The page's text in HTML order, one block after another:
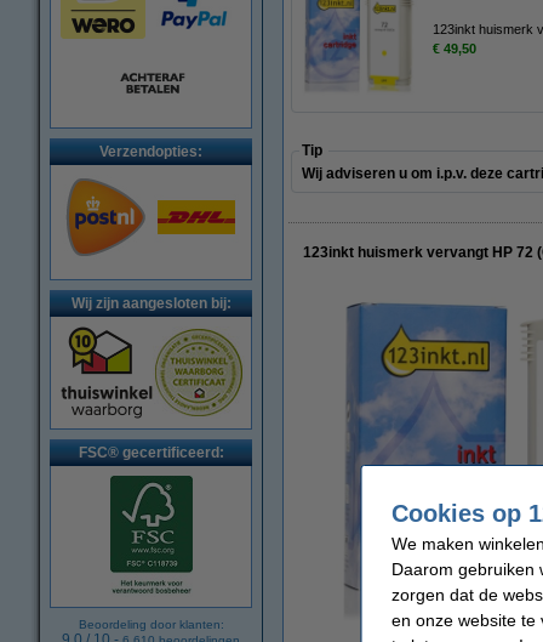
Verzendopties:
Wij zijn aangesloten bij:
FSC® gecertificeerd:
Beoordeling door klanten:
123inkt huismerk
€ 49,50
Tip
Wij adviseren u om i.p.v. deze
123inkt huismerk vervangt HP 72
Cookies op
We maken
Daarom gebruiken
zorgen dat de
en onze website te